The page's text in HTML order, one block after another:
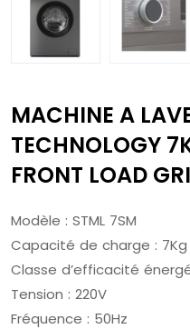
MACHINE A
TECHNOLOGY
FRONT LOAD
Modèle : STML 7SM
Capacité de charge : 7Kg
Classe d’efficacité
Tension : 220V
Fréquence : 50Hz